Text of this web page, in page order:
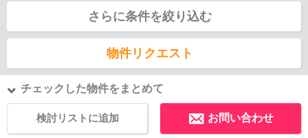
さらに条件を絞り込む
物件リクエスト
チェックした物件をまとめて
検討リストに追加 お問い合わせ